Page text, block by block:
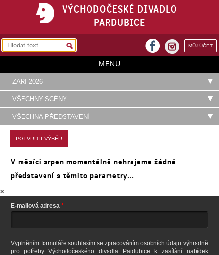
VÝCHODOČESKÉ DIVADLO
PARDUBICE
MŮJ ÚČET
facebook
MENU
PŘEDPLATNÉ
KONTAKTY
DÁLE NABÍZÍME
V měsíci srpen momentálně nehrajeme žádná
představení s těmito parametry...
×
E-mailová adresa
Vyplněním formuláře souhlasím se zpracováním osobních údajů výhradně
pro potřeby Východočeského divadla Pardubice k zasílání nabídek